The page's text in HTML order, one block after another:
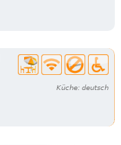
Küche: deutsch